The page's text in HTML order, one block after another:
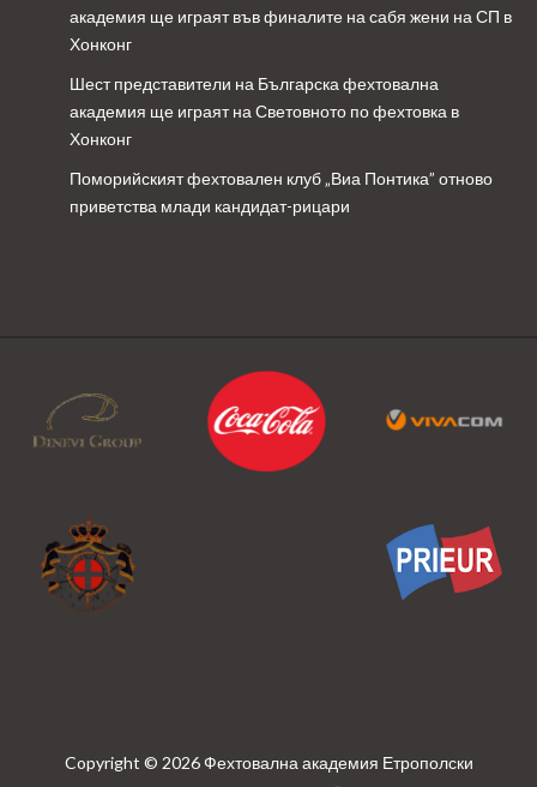
академия ще играят във финалите на сабя жени на СП в
Хонконг
Шест представители на Българска фехтовална
академия ще играят на Световното по фехтовка в
Хонконг
Поморийският фехтовален клуб „Виа Понтика” отново
приветства млади кандидат-рицари
Copyright © 2026 Фехтовална академия Етрополски